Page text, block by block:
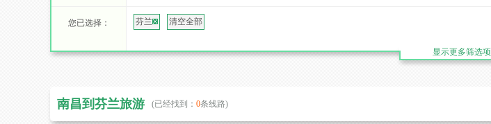
您已选择： 芬兰 清空全部
显示更多筛选项
南昌到芬兰旅游 (已经找到： 0条线路)